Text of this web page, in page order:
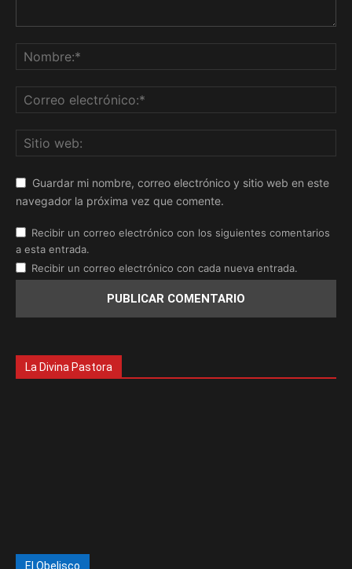
Guardar mi nombre, correo electrónico y sitio web en este
navegador la próxima vez que comente.
Recibir un correo electrónico con los siguientes comentarios
a esta entrada.
Recibir un correo electrónico con cada nueva entrada.
La Divina Pastora
El Obelisco